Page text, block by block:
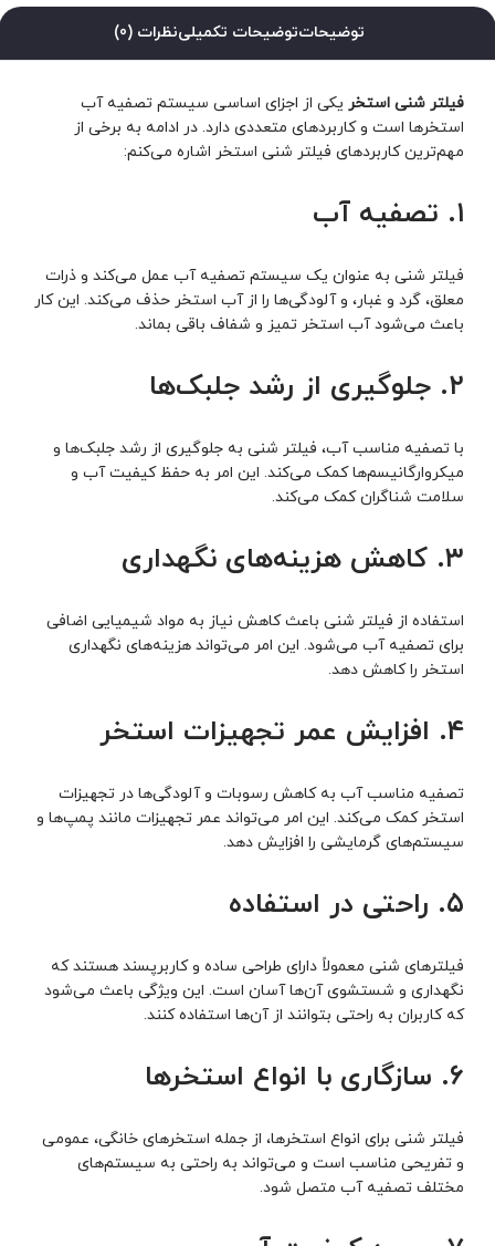
توضیحاتتوضیحات تکمیلینظرات (0)
فیلتر شنی استخریکی از اجزای اساسی سیستم تصفیه آب
استخرها است و کاربردهای متعددی دارد. در ادامه به برخی از
مهم‌ترین کاربردهای فیلتر شنی استخر اشاره می‌کنم:
۱. تصفیه آب
فیلتر شنی به عنوان یک سیستم تصفیه آب عمل می‌کند و ذرات
معلق، گرد و غبار، و آلودگی‌ها را از آب استخر حذف می‌کند. این کار
باعث می‌شود آب استخر تمیز و شفاف باقی بماند.
۲. جلوگیری از رشد جلبک‌ها
با تصفیه مناسب آب، فیلتر شنی به جلوگیری از رشد جلبک‌ها و
میکروارگانیسم‌ها کمک می‌کند. این امر به حفظ کیفیت آب و
سلامت شناگران کمک می‌کند.
۳. کاهش هزینه‌های نگهداری
استفاده از فیلتر شنی باعث کاهش نیاز به مواد شیمیایی اضافی
برای تصفیه آب می‌شود. این امر می‌تواند هزینه‌های نگهداری
استخر را کاهش دهد.
۴. افزایش عمر تجهیزات استخر
تصفیه مناسب آب به کاهش رسوبات و آلودگی‌ها در تجهیزات
استخر کمک می‌کند. این امر می‌تواند عمر تجهیزات مانند پمپ‌ها و
سیستم‌های گرمایشی را افزایش دهد.
۵. راحتی در استفاده
فیلترهای شنی معمولاً دارای طراحی ساده و کاربرپسند هستند که
نگهداری و شستشوی آن‌ها آسان است. این ویژگی باعث می‌شود
که کاربران به راحتی بتوانند از آن‌ها استفاده کنند.
۶. سازگاری با انواع استخرها
فیلتر شنی برای انواع استخرها، از جمله استخرهای خانگی، عمومی
و تفریحی مناسب است و می‌تواند به راحتی به سیستم‌های
مختلف تصفیه آب متصل شود.